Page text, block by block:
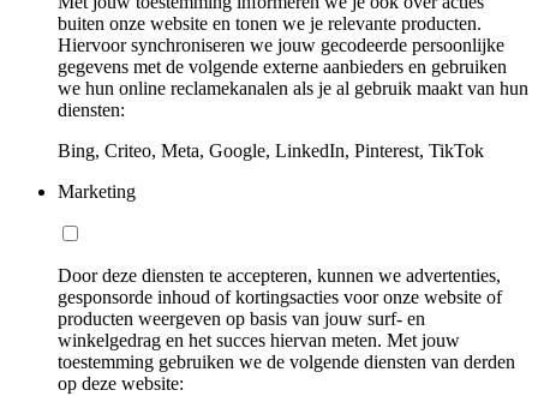
buiten onze website en tonen we je relevante producten.
Hiervoor synchroniseren we jouw gecodeerde persoonlijke
gegevens met de volgende externe aanbieders en gebruiken
we hun online reclamekanalen als je al gebruik maakt van hun
diensten:
Bing, Criteo, Meta, Google, LinkedIn, Pinterest, TikTok
Marketing
Door deze diensten te accepteren, kunnen we advertenties,
gesponsorde inhoud of kortingsacties voor onze website of
producten weergeven op basis van jouw surf- en
winkelgedrag en het succes hiervan meten. Met jouw
toestemming gebruiken we de volgende diensten van derden
op deze website: